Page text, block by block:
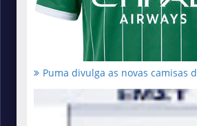
Puma divulga as novas camisas